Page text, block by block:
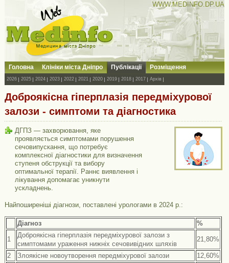
WWW.MEDINFO.DP.UA
Головна Клініки міста Дніпро Публікації Розміщення
2026 2025 2024 2023 2022 2021 2020 2019 2018 2017 Архів
Доброякісна гіперплазія передміхурової
залози - симптоми та діагностика
ДГПЗ — захворювання, яке
проявляється симптомами порушення
сечовипускання, що потребує
комплексної діагностики для визначення
ступеня обструкції та вибору
оптимальної терапії. Раннє виявлення і
лікування допомагає уникнути
ускладнень.
Найпоширеніші діагнози, поставлені урологами в 2024 р.:
Діагноз %
1
Доброякісна гіперплазія передміхурової залози з
симптомами ураження нижніх сечовивідних шляхів
21,80%
2 Злоякісне новоутворення передміхурової залози 12,60%